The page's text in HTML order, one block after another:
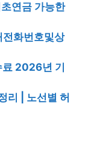
연금 가능한
화번호및상
2026년 기
리 | 노선별 허